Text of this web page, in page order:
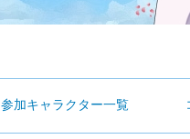
参加キャラクター一覧